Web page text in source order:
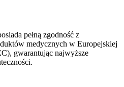
pełną zgodność z
medycznych w Europejskiej
gwarantując najwyższe